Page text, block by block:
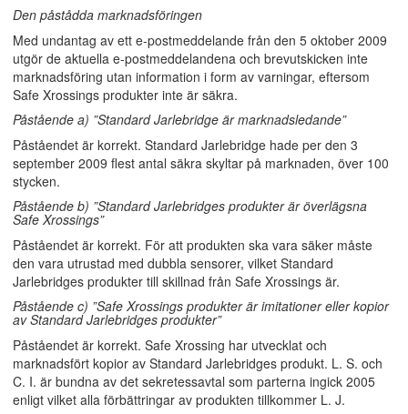
Den påstådda marknadsföringen
Med undantag av ett e-postmeddelande från den 5 oktober 2009
utgör de aktuella e-postmeddelandena och brevutskicken inte
marknadsföring utan information i form av varningar, eftersom
Safe Xrossings produkter inte är säkra.
Påstående a) ”Standard Jarlebridge är marknadsledande”
Påståendet är korrekt. Standard Jarlebridge hade per den 3
september 2009 flest antal säkra skyltar på marknaden, över 100
stycken.
Påstående b) ”Standard Jarlebridges produkter är överlägsna
Safe Xrossings”
Påståendet är korrekt. För att produkten ska vara säker måste
den vara utrustad med dubbla sensorer, vilket Standard
Jarlebridges produkter till skillnad från Safe Xrossings är.
Påstående c) ”Safe Xrossings produkter är imitationer eller kopior
av Standard Jarlebridges produkter”
Påståendet är korrekt. Safe Xrossing har utvecklat och
marknadsfört kopior av Standard Jarlebridges produkt. L. S. och
C. I. är bundna av det sekretessavtal som parterna ingick 2005
enligt vilket alla förbättringar av produkten tillkommer L. J.